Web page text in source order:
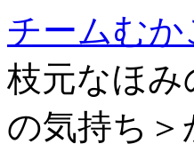
チームむか
枝元なほ
の気持ち